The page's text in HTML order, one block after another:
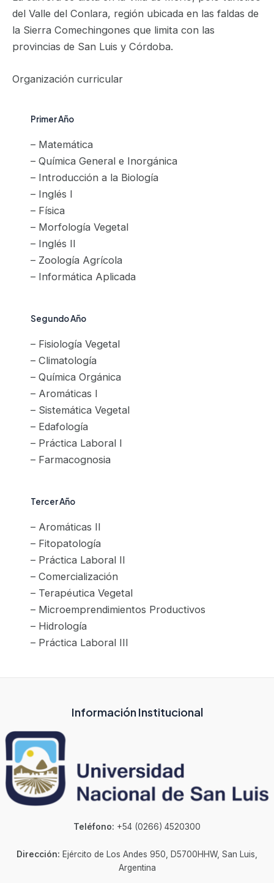
del Valle del Conlara, región ubicada en las faldas de
la Sierra Comechingones que limita con las
provincias de San Luis y Córdoba.
Organización curricular
Primer Año
– Matemática
– Química General e Inorgánica
– Introducción a la Biología
– Inglés I
– Física
– Morfología Vegetal
– Inglés II
– Zoología Agrícola
– Informática Aplicada
Segundo Año
– Fisiología Vegetal
– Climatología
– Química Orgánica
– Aromáticas I
– Sistemática Vegetal
– Edafología
– Práctica Laboral I
– Farmacognosia
Tercer Año
– Aromáticas II
– Fitopatología
– Práctica Laboral II
– Comercialización
– Terapéutica Vegetal
– Microemprendimientos Productivos
– Hidrología
– Práctica Laboral III
Información Institucional
Teléfono: +54 (0266) 4520300
Dirección: Ejército de Los Andes 950, D5700HHW, San Luis,
Argentina